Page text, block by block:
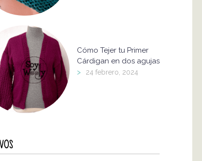
Cómo Tejer tu Primer
Cárdigan en dos agujas
> 24 febrero, 2024